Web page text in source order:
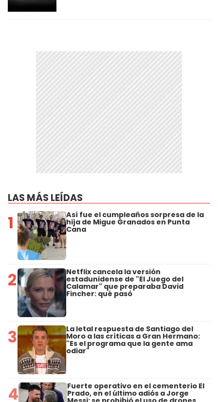
LAS MÁS LEÍDAS
1 Así fue el cumpleaños sorpresa de la
hija de Migue Granados en Punta
Cana
2 Netflix cancela la versión
estadunidense de "El Juego del
Calamar" que preparaba David
Fincher: qué pasó
3 La letal respuesta de Santiago del
Moro a las críticas a Gran Hermano:
"Es el programa que la gente ama
odiar"
4 Fuerte operativo en el cementerio El
Prado, en el último adiós a Jorge